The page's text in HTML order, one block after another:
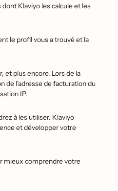
Klaviyo les calcule et les
le profil vous a trouvé et la
et plus encore. Lors de la
de l'adresse de facturation du
IP.
à les utiliser. Klaviyo
et développer votre
mieux comprendre votre